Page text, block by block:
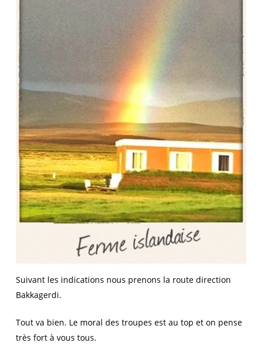
Suivant les indications nous prenons la route direction
Bakkagerdi.
Tout va bien. Le moral des troupes est au top et on pense
très fort à vous tous.